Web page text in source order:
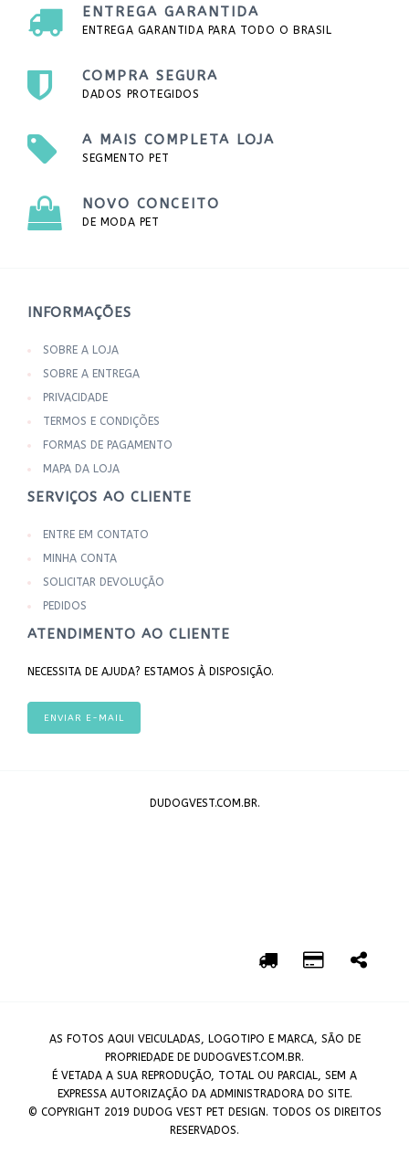
ENTREGA GARANTIDA
ENTREGA GARANTIDA PARA TODO O BRASIL
COMPRA SEGURA
DADOS PROTEGIDOS
A MAIS COMPLETA LOJA
SEGMENTO PET
NOVO CONCEITO
DE MODA PET
INFORMAÇÕES
SOBRE A LOJA
SOBRE A ENTREGA
PRIVACIDADE
TERMOS E CONDIÇÕES
FORMAS DE PAGAMENTO
MAPA DA LOJA
SERVIÇOS AO CLIENTE
ENTRE EM CONTATO
MINHA CONTA
SOLICITAR DEVOLUÇÃO
PEDIDOS
ATENDIMENTO AO CLIENTE
NECESSITA DE AJUDA? ESTAMOS À DISPOSIÇÃO.
ENVIAR E-MAIL
DUDOGVEST.COM.BR.
AS FOTOS AQUI VEICULADAS, LOGOTIPO E MARCA, SÃO DE
PROPRIEDADE DE DUDOGVEST.COM.BR.
É VETADA A SUA REPRODUÇÃO, TOTAL OU PARCIAL, SEM A
EXPRESSA AUTORIZAÇÃO DA ADMINISTRADORA DO SITE.
© COPYRIGHT 2019 DUDOG VEST PET DESIGN. TODOS OS DIREITOS
RESERVADOS.